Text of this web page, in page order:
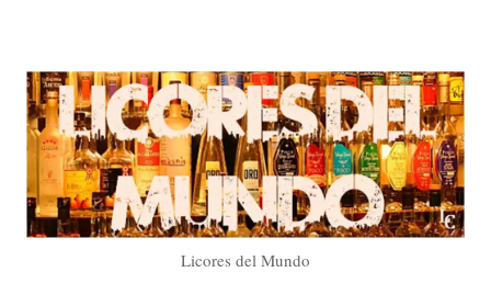
Licores del Mundo